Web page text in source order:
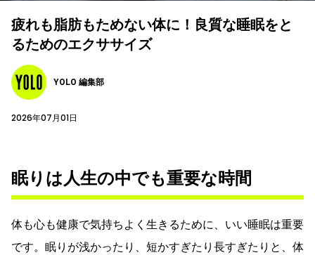
疲れも脂肪もためない体に！良質な睡眠をと
るためのエクササイズ
YOLO 編集部
2026年07月01日
眠りは人生の中でも重要な時間
体も心も健康で気持ちよく生きるために、いい睡眠は重要
です。眠りが浅かったり、短かすぎたり長すぎたりと、体